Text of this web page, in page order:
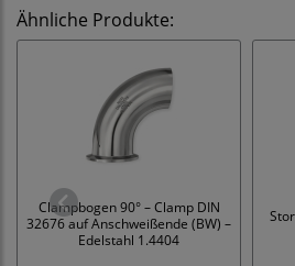
Ähnliche Produkte:
Clampbogen 90° – Clamp DIN
32676 auf Anschweißende (BW) –
Edelstahl 1.4404